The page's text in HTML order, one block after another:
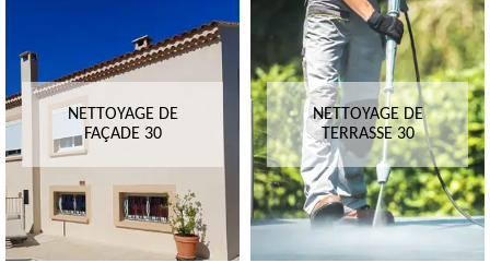
NETTOYAGE DE
FAÇADE 30
NETTOYAGE DE
TERRASSE 30